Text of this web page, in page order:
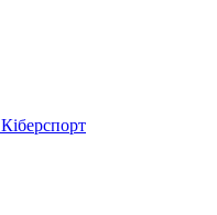
Кіберспорт